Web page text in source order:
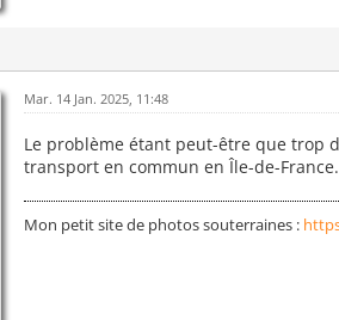
Mar. 14 Jan. 2025, 11:48
Le problème étant peut-être que trop
transport en commun en Île-de-
Mon petit site de photos souterraines :